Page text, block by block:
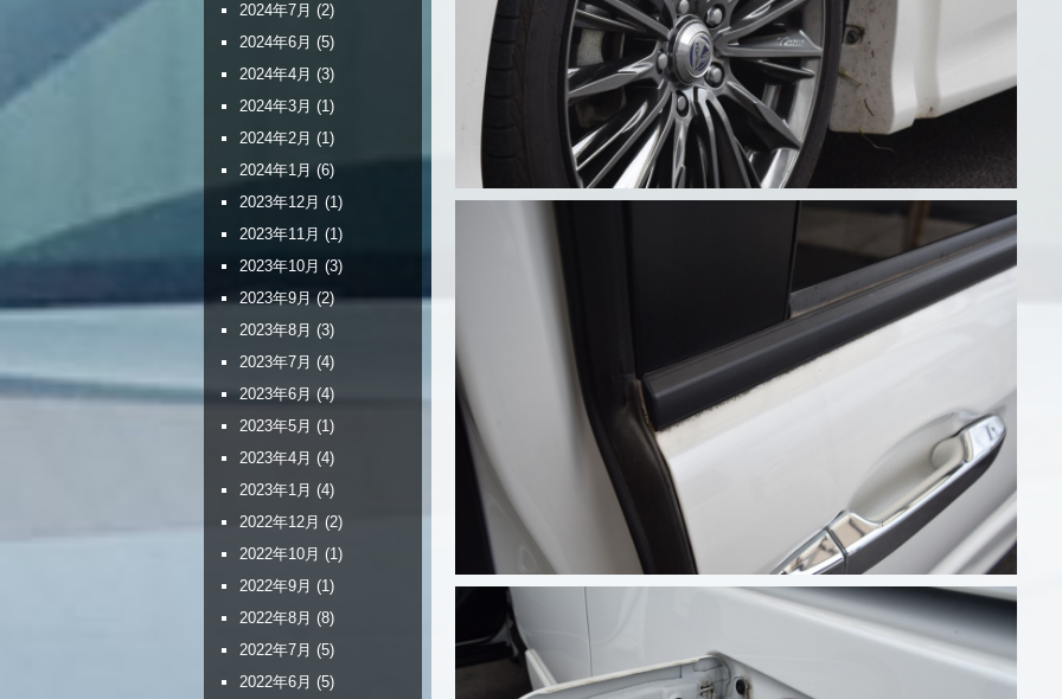
2024年7月 (2)
2024年6月 (5)
2024年4月 (3)
2024年3月 (1)
2024年2月 (1)
2024年1月 (6)
2023年12月 (1)
2023年11月 (1)
2023年10月 (3)
2023年9月(2)
2023年8月 (3)
2023年7月 (4)
2023年6月 (4)
2023年5月 (1)
2023年4月 (4)
2023年1月 (4)
2022年12月 (2)
2022年10月 (1)
2022年9月 (1)
2022年8月 (8)
2022年7月 (5)
2022年6月 (5)